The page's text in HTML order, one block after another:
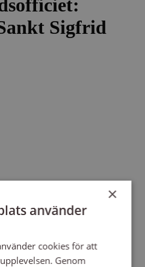
Sigfrid
×
använder
cookies för att
Genom